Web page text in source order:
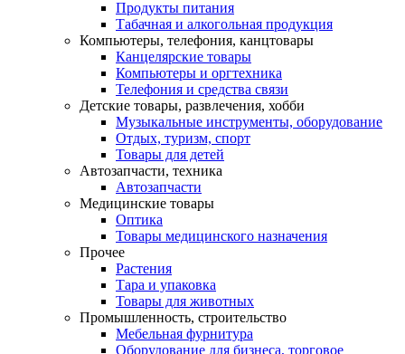
Продукты питания
Табачная и алкогольная продукция
Компьютеры, телефония, канцтовары
Канцелярские товары
Компьютеры и оргтехника
Телефония и средства связи
Детские товары, развлечения, хобби
Музыкальные инструменты, оборудование
Отдых, туризм, спорт
Товары для детей
Автозапчасти, техника
Автозапчасти
Медицинские товары
Оптика
Товары медицинского назначения
Прочее
Растения
Тара и упаковка
Товары для животных
Промышленность, строительство
Мебельная фурнитура
Оборудование для бизнеса, торговое